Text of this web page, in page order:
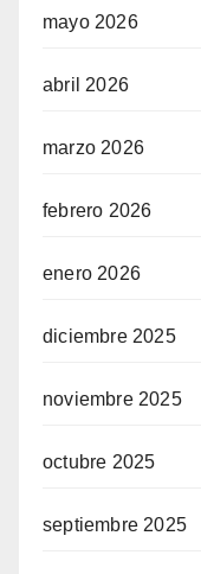
mayo 2026
abril 2026
marzo 2026
febrero 2026
enero 2026
diciembre 2025
noviembre 2025
octubre 2025
septiembre 2025